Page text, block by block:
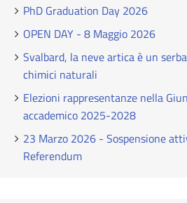
PhD Graduation Day 2026
OPEN DAY - 8 Maggio 2026
Svalbard, la neve artica è un
chimici naturali
Elezioni rappresentanze nella
accademico 2025-2028
23 Marzo 2026 - Sospensione
Referendum